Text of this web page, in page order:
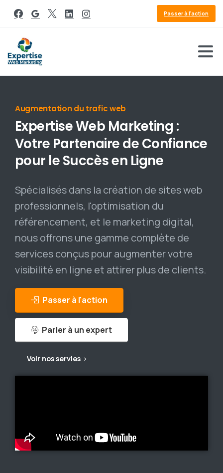
Passer à l'action
Référencement Google
ExpertiseWeb Marketing :
Votre PartenairedeConfiance
pour leSuccèsen Ligne
Spécialisés dans la création de sites web
professionnels, l'optimisation du
référencement, et le marketing digital,
nous offrons une gamme complète de
services conçus pour augmenter votre
visibilité en ligne et attirer plus de clients.
Passer à l'action
Parler à un expert
Voir nos servies